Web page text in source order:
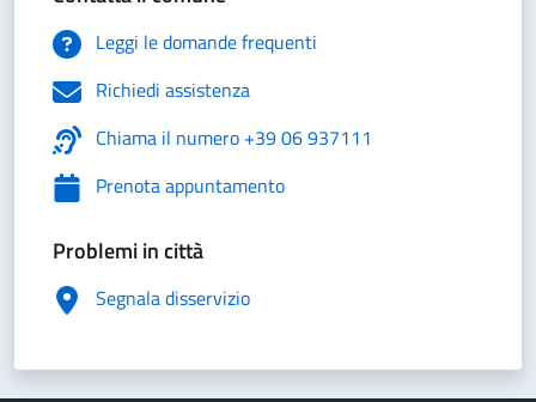
Leggi le domande frequenti
Richiedi assistenza
Chiama il numero +39 06 937111
Prenota appuntamento
Problemi in città
Segnala disservizio